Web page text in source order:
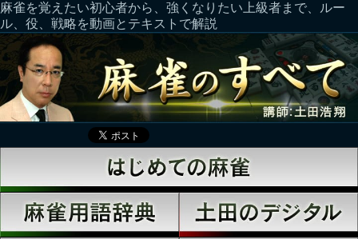
麻雀を覚えたい初心者から、強くなりたい上級者まで、ルー
ル、役、戦略を動画とテキストで解説